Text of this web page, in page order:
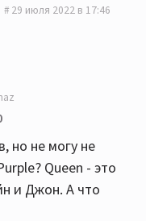
29 июля 2022 в 17:46
но не могу не
Queen - это
и Джон. А что